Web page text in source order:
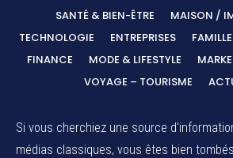
SANTÉ & BIEN-ÊTRE
MAISON /
TECHNOLOGIE
ENTREPRISES FAMILLE
FINANCE
MODE & LIFESTYLE
VOYAGE – TOURISME
Si vous cherchiez une source
médias classiques, vous êtes bien